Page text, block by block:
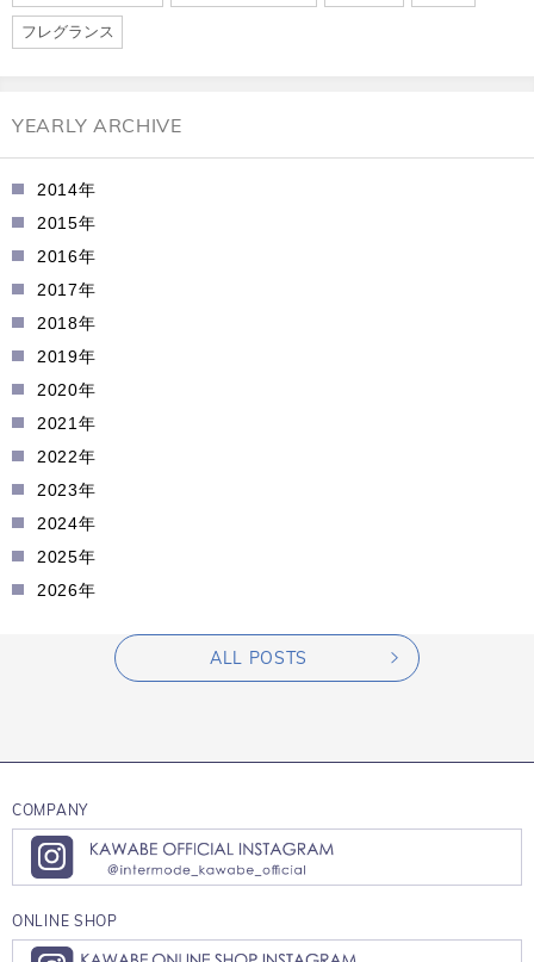
フレグランス
YEARLY ARCHIVE
2014年
2015年
2016年
2017年
2018年
2019年
2020年
2021年
2022年
2023年
2024年
2025年
2026年
ALL POSTS
COMPANY
ONLINE SHOP